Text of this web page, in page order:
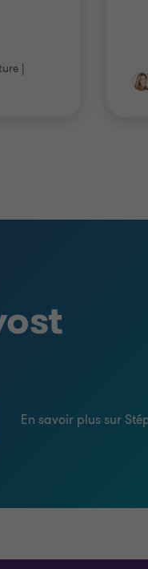
|
En savoir plus sur